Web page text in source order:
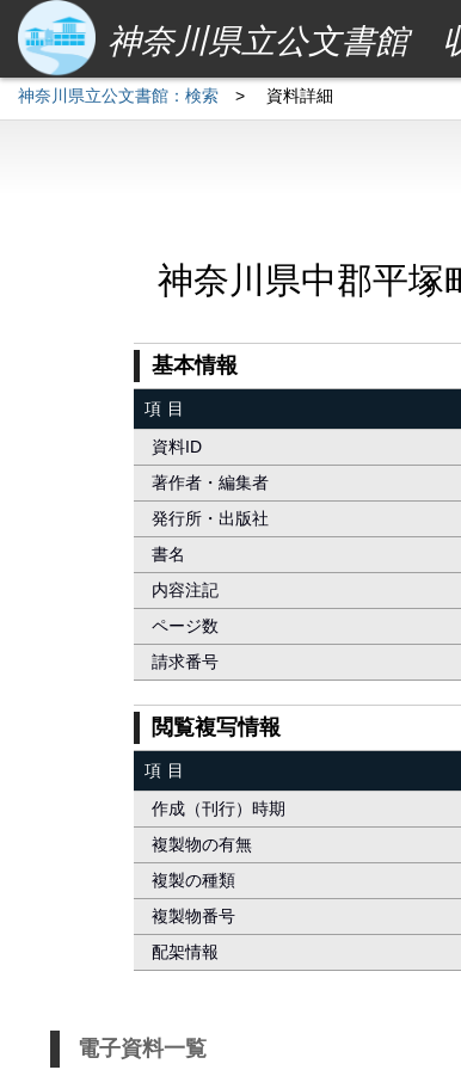
神奈川県立公文書館
神奈川県立公文書館：検索 > 資料詳細
神奈川県中郡平塚
基本情報
項目
資料ID
著作者・編集者
発行所・出版社
書名
内容注記
ページ数
請求番号
閲覧複写情報
項目
作成（刊行）時期
複製物の有無
複製の種類
複製物番号
配架情報
電子資料一覧